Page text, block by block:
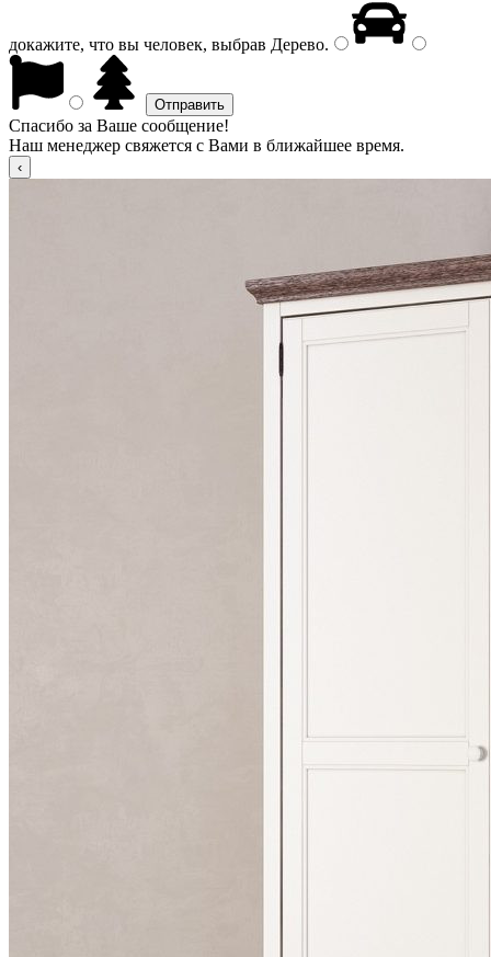
докажите, что вы человек, выбрав Дерево.
Спасибо за Ваше сообщение!
Наш менеджер свяжется с Вами в ближайшее время.